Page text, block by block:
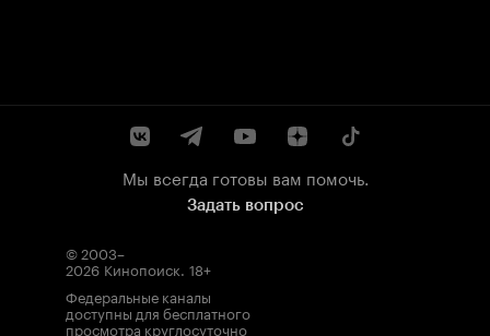
Мы всегда готовы вам помочь.
Задать вопрос
© 2003–
2026 Кинопоиск. 18+
Федеральные каналы
доступны для бесплатного
просмотра круглосуточно